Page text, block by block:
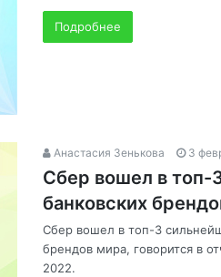
Подробнее
Анастасия Зенькова 3
Сбер вошел в топ-
банковских
Сбер вошел в топ-3
брендов мира, говорится в
2022.